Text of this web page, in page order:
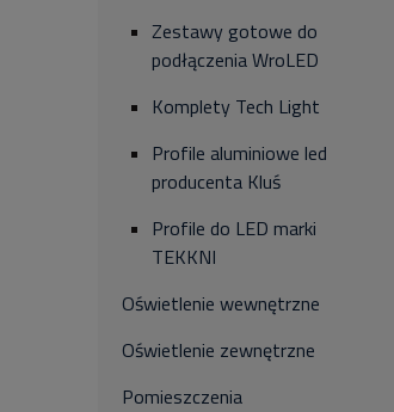
Zestawy gotowe do
podłączenia WroLED
Komplety Tech Light
Profile aluminiowe led
producenta Kluś
Profile do LED marki
TEKKNI
Oświetlenie wewnętrzne
Oświetlenie zewnętrzne
Pomieszczenia